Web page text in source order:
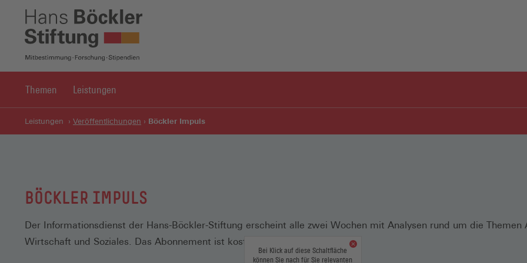
Themen Leistungen
Leistungen Veröffentlichungen Böckler Impuls
BÖCKLER IMPULS
Der Informationsdienst der Hans-Böckler-Stiftung erscheint alle zwei Wochen mit Analysen rund um die Themen
Wirtschaft und Soziales. Das Abonnement ist kostenlos.
Bei Klick auf diese Schaltfläche
können Sie nach für Sie relevanten